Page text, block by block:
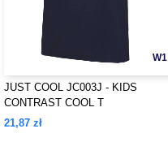
W1
JUST COOL JC003J - KIDS
CONTRAST COOL T
21,87 zł